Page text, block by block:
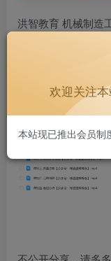
洪智教育 机械制造
小时讲完机械制造
期末不挂科网课视
欢迎关注
本站现已推出会员制